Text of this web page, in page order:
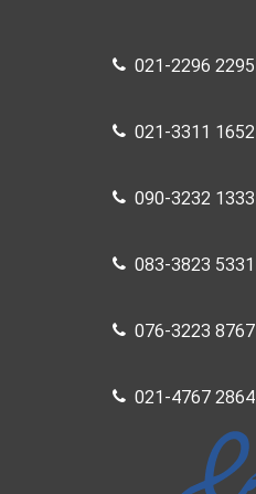
021-2296 2295
021-3311 1652
090-3232 1333
083-3823 5331
076-3223 8767
021-4767 2864